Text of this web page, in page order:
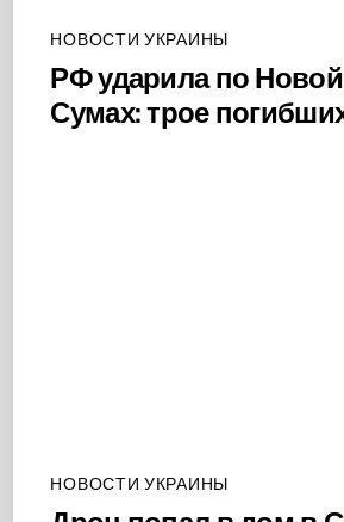
НОВОСТИ УКРАИНЫ
РФ ударила по Новой
Сумах: трое
НОВОСТИ УКРАИНЫ